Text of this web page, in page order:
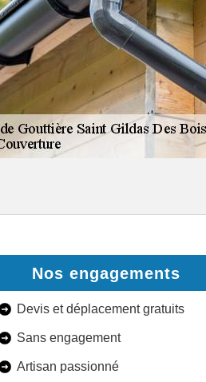
Nos engagements
Devis et déplacement gratuits
Sans engagement
Artisan passionné